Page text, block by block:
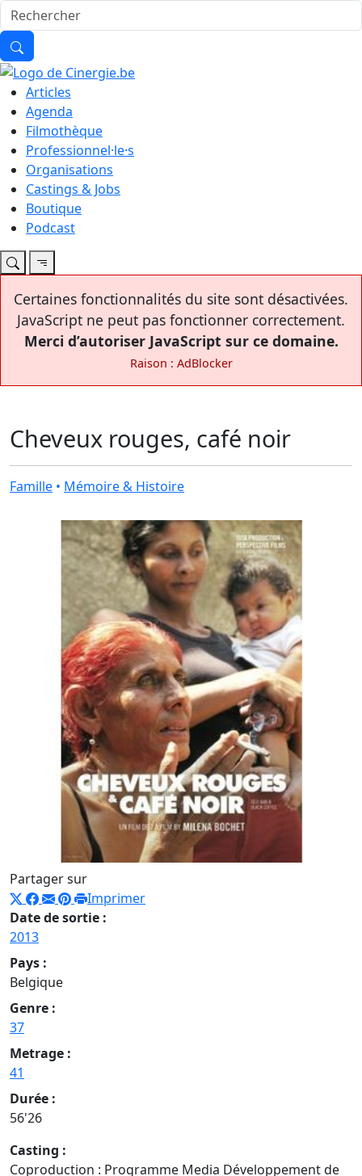
Articles
Agenda
Filmothèque
Professionnel·le·s
Organisations
Castings & Jobs
Boutique
Podcast
Certaines fonctionnalités du site sont désactivées.
JavaScript ne peut pas fonctionner correctement.
Merci d’autoriser JavaScript sur ce domaine.
Raison : AdBlocker
Cheveux rouges, café noir
Famille • Mémoire & Histoire
Partager sur
Imprimer
Date de sortie :
2013
Pays :
Belgique
Genre :
37
Metrage :
41
Durée :
56'26
Casting :
Coproduction : Programme Media Développement de